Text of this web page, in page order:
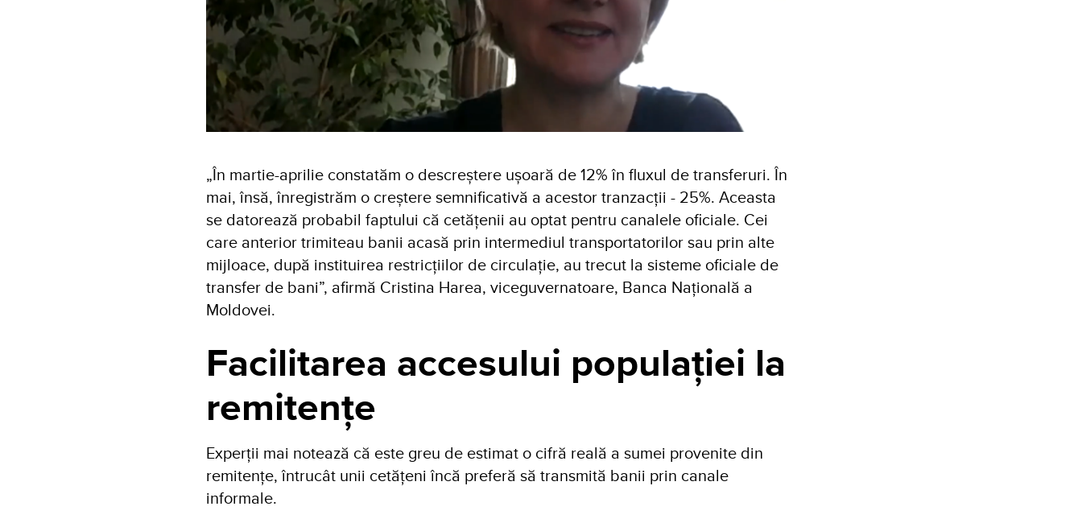
„În martie-aprilie constatăm o descreștere ușoară de 12% în fluxul de transferuri. În
mai, însă, înregistrăm o creștere semnificativă a acestor tranzacții - 25%. Aceasta
se datorează probabil faptului că cetățenii au optat pentru canalele oficiale. Cei
care anterior trimiteau banii acasă prin intermediul transportatorilor sau prin alte
mijloace, după instituirea restricțiilor de circulație, au trecut la sisteme oficiale de
transfer de bani”, afirmă Cristina Harea, viceguvernatoare, Banca Națională a
Moldovei.
Facilitarea accesului populației la
remitențe
Experții mai notează că este greu de estimat o cifră reală a sumei provenite din
remitențe, întrucât unii cetățeni încă preferă să transmită banii prin canale
informale.